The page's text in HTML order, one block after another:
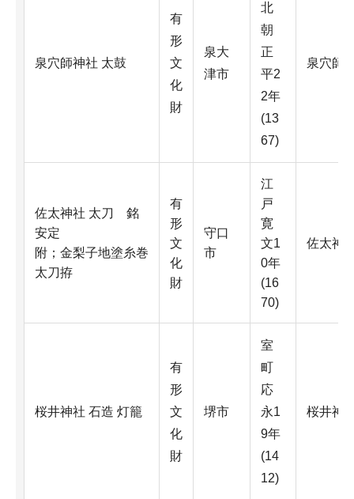
泉穴師神社 太鼓
有
形
文
化
財
泉大
津市
北
朝
正
平2
2年
(13
67)
泉穴師
佐太神社 太刀 銘
安定
附；金梨子地塗糸巻
太刀拵
有
形
文
化
財
守口
市
江
戸
寛
文1
0年
(16
70)
佐太神
桜井神社 石造 灯籠
有
形
文
化
財
堺市
室
町
応
永1
9年
(14
12)
桜井神